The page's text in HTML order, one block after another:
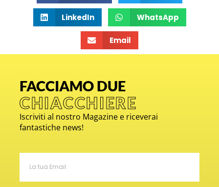
LinkedIn WhatsApp
Email
FACCIAMO DUE
CHIACCHIERE
Iscriviti al nostro Magazine e riceverai
fantastiche news!